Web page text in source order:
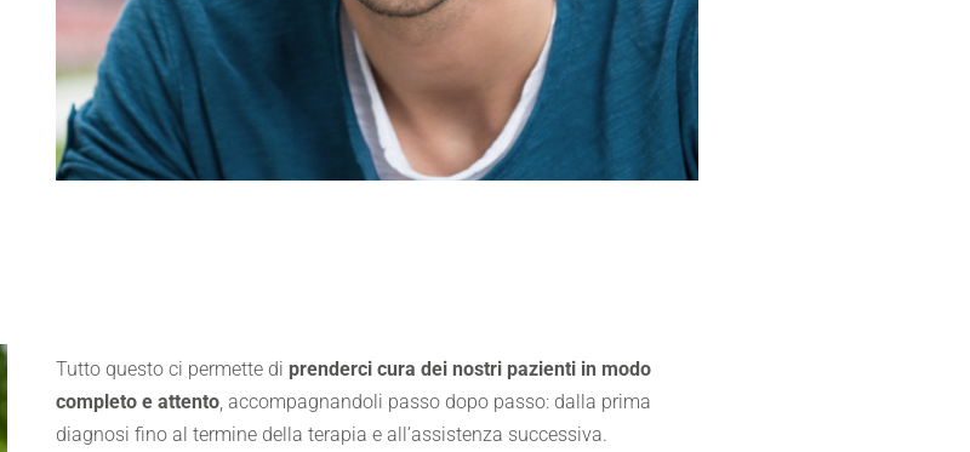
Tutto questo ci permette di prenderci cura dei nostri pazienti in modo
completo e attento, accompagnandoli passo dopo passo: dalla prima
diagnosi fino al termine della terapia e all’assistenza successiva.